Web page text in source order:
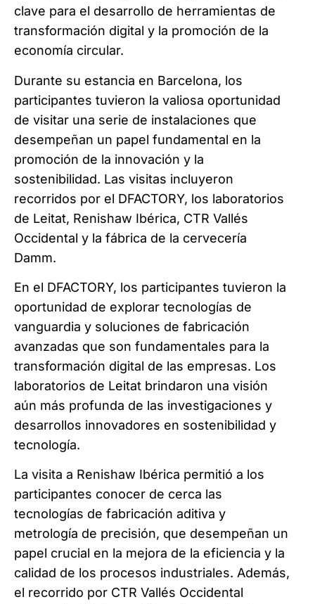
clave para el desarrollo de herramientas de
transformación digital y la promoción de la
economía circular.
Durante su estancia en Barcelona, los
participantes tuvieron la valiosa oportunidad
de visitar una serie de instalaciones que
desempeñan un papel fundamental en la
promoción de la innovación y la
sostenibilidad. Las visitas incluyeron
recorridos por el DFACTORY, los laboratorios
de Leitat, Renishaw Ibérica, CTR Vallés
Occidental y la fábrica de la cervecería
Damm.
En el DFACTORY, los participantes tuvieron la
oportunidad de explorar tecnologías de
vanguardia y soluciones de fabricación
avanzadas que son fundamentales para la
transformación digital de las empresas. Los
laboratorios de Leitat brindaron una visión
aún más profunda de las investigaciones y
desarrollos innovadores en sostenibilidad y
tecnología.
La visita a Renishaw Ibérica permitió a los
participantes conocer de cerca las
tecnologías de fabricación aditiva y
metrología de precisión, que desempeñan un
papel crucial en la mejora de la eficiencia y la
calidad de los procesos industriales. Además,
el recorrido por CTR Vallés Occidental